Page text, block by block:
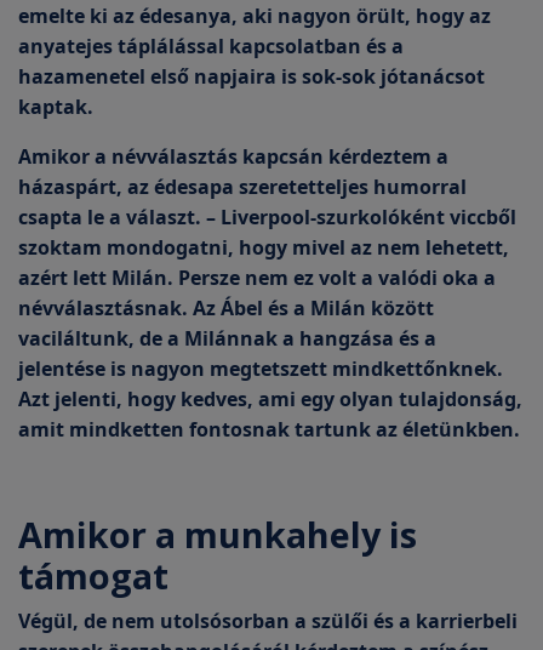
emelte ki az édesanya, aki nagyon örült, hogy az
anyatejes táplálással kapcsolatban és a
hazamenetel első napjaira is sok-sok jótanácsot
kaptak.
Amikor a névválasztás kapcsán kérdeztem a
házaspárt, az édesapa szeretetteljes humorral
csapta le a választ. – Liverpool-szurkolóként viccből
szoktam mondogatni, hogy mivel az nem lehetett,
azért lett Milán. Persze nem ez volt a valódi oka a
névválasztásnak. Az Ábel és a Milán között
vaciláltunk, de a Milánnak a hangzása és a
jelentése is nagyon megtetszett mindkettőnknek.
Azt jelenti, hogy kedves, ami egy olyan tulajdonság,
amit mindketten fontosnak tartunk az életünkben.
Amikor a munkahely is
támogat
Végül, de nem utolsósorban a szülői és a karrierbeli